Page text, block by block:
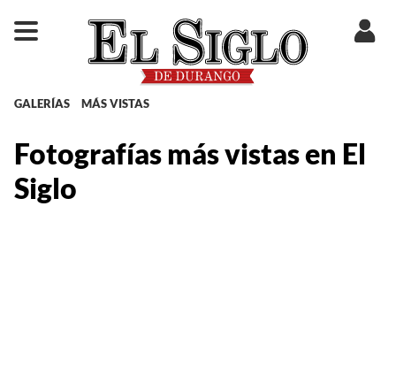
GALERÍAS MÁS VISTAS
Fotografías más vistas en El
Siglo